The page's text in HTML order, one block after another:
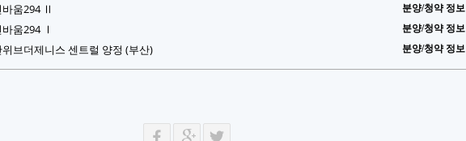
분양/청약 정보
움294 Ⅱ
분양/청약 정보
움294 Ⅰ
분양/청약 정보
브더제니스 센트럴 양정 (부산)